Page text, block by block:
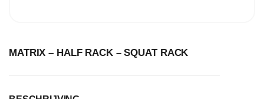
MATRIX – HALF RACK – SQUAT RACK